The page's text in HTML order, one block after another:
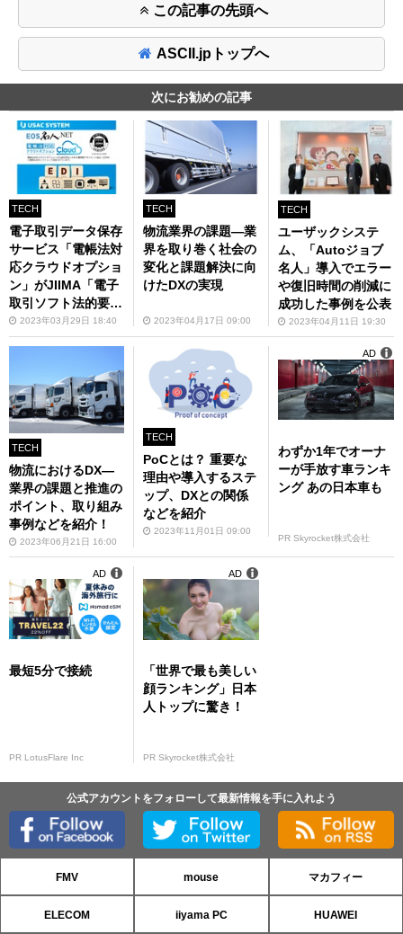
この記事の先頭へ
ASCII.jpトップへ
次にお勧めの記事
TECH
電子取引データ保存
サービス「電帳法対
応クラウドオプショ
ン」がJIIMA「電子
取引ソフト法的要件
認証」を取得
2023年03月29日 18:40
TECH
物流業界の課題―業
界を取り巻く社会の
変化と課題解決に向
けたDXの実現
2023年04月17日 09:00
TECH
ユーザックシステ
ム、「Autoジョブ
名人」導入でエラー
や復旧時間の削減に
成功した事例を公表
2023年04月11日 19:30
TECH
物流におけるDX―
業界の課題と推進の
ポイント、取り組み
事例などを紹介！
2023年06月21日 16:00
TECH
PoCとは？ 重要な
理由や導入するステ
ップ、DXとの関係
などを紹介
2023年11月01日 09:00
わずか1年でオーナ
ーが手放す車ランキ
ング あの日本車も
PR Skyrocket株式会社
AD
最短5分で接続
PR LotusFlare Inc
AD
「世界で最も美しい
顔ランキング」日本
人トップに驚き！
PR Skyrocket株式会社
AD
公式アカウントをフォローして最新情報を手に入れよう
FMV mouse マカフィー
ELECOM iiyama PC HUAWEI